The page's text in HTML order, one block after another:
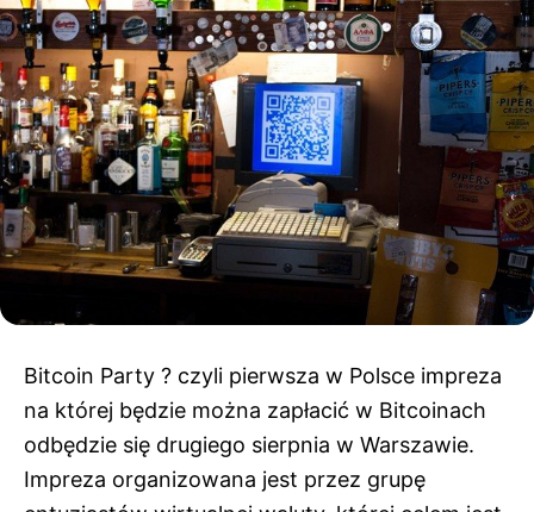
Bitcoin Party ? czyli pierwsza w Polsce impreza
na której będzie można zapłacić w Bitcoinach
odbędzie się drugiego sierpnia w Warszawie.
Impreza organizowana jest przez grupę